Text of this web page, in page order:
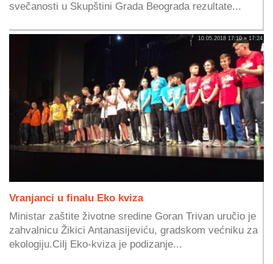
svečanosti u Skupštini Grada Beograda rezultate...
10.05.2018 17:10 » 17:24
Vranjanci u finalu Eko kviza
Ministar zaštite životne sredine Goran Trivan uručio je
zahvalnicu Žikici Antanasijeviću, gradskom većniku za
ekologiju.Cilj Eko-kviza je podizanje...